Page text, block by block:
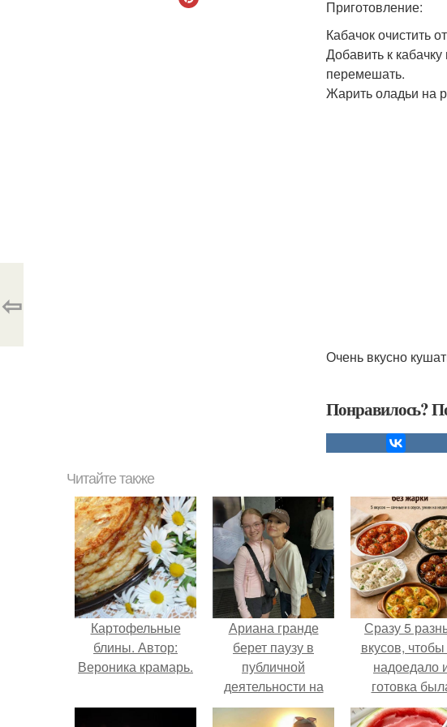
Приготовление:
Кабачок очистить
Добавить к
перемешать.
Жарить оладьи на
Очень вкусно
Понравилось?
⇦
Читайте также
Картофельные
блины. Автор:
Вероника крамарь.
Ариана гранде
берет паузу в
публичной
деятельности на
фоне слухов о
Сразу 5
вкусов,
надоедало
готовка
проще.